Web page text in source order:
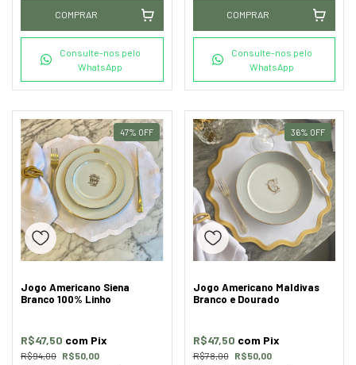
COMPRAR
Consulte-nos pelo
WhatsApp
COMPRAR
Consulte-nos pelo
WhatsApp
47% OFF
Jogo Americano Siena
Branco 100% Linho
R$94,00 R$50,00
R$47,50 com Pix
36% OFF
Jogo Americano Maldivas
Branco e Dourado
R$78,00 R$50,00
R$47,50 com Pix